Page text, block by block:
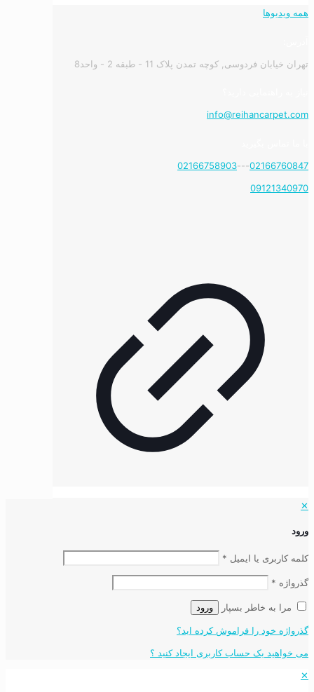
همه ویدیوها
تهران خیابان فردوسی, کوچه تمدن پلاک 11 - طبقه 2 - واحد8
info@reihancarpet.com
02166760847
---
02166758903
09121340970
✕
ورود
کلمه کاربری یا ایمیل *
گذرواژه *
مرا به خاطر بسپار ورود
گذرواژه خود را فراموش کرده اید؟
می خواهید یک حساب کاربری ایجاد کنید ؟
✕